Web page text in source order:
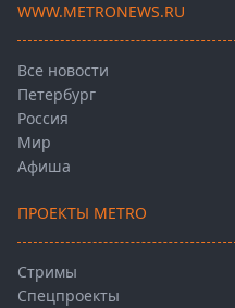
WWW.METRONEWS.RU
Все новости
Петербург
Россия
Мир
Афиша
ПРОЕКТЫ METRO
Стримы
Спецпроекты